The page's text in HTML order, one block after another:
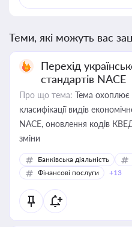
Теми, які можуть вас
Перехід
стандартів NACE
Про що тема: Тема охоплює
класифікації видів
NACE, оновлення кодів
зміни
Банківська діяльність
Фінансові послуги
+13